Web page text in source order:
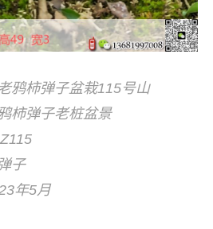
鸦柿弹子盆栽115号山
柿弹子老桩盆景
子
年5月